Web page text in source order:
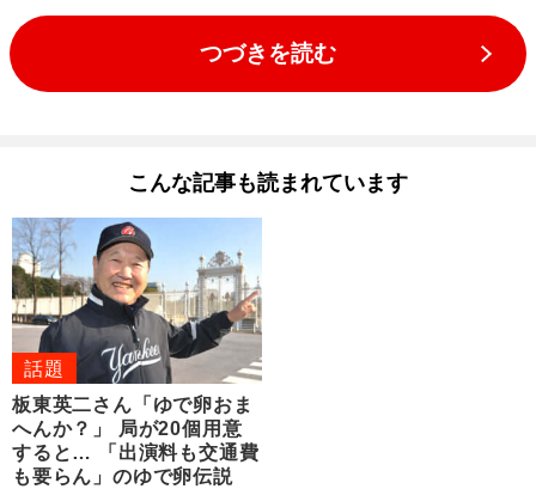
つづきを読む
こんな記事も読まれています
話題
板東英二さん「ゆで卵おま
へんか？」 局が20個用意
すると… 「出演料も交通費
も要らん」のゆで卵伝説